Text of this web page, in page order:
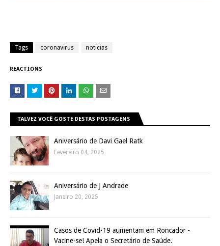
Tags coronavirus noticias
REACTIONS
TALVEZ VOCÊ GOSTE DESTAS POSTAGENS
Aniversário de Davi Gael Ratk
Fevereiro 04, 2025
Aniversário de J Andrade
Janeiro 20, 2025
Casos de Covid-19 aumentam em Roncador -
Vacine-se! Apela o Secretário de Saúde.